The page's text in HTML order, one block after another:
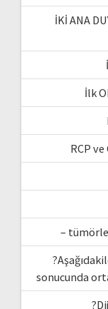
İKİ ANA
İlk
RCP
–
sonucunda